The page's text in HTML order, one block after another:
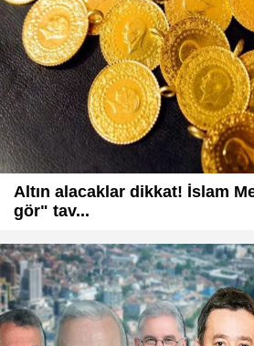
Altın alacaklar dikkat! İslam
gör" tav...